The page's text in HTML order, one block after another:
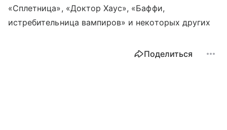
«Сплетница», «Доктор Хаус», «Баффи,
истребительница вампиров» и некоторых других
Поделиться